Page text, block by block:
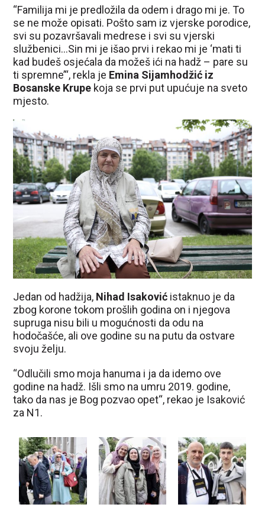
“Familija mi je predložila da odem i drago mi je. To
se ne može opisati. Pošto sam iz vjerske porodice,
svi su pozavršavali medrese i svi su vjerski
službenici…Sin mi je išao prvi i rekao mi je ‘mati ti
kad budeš osjećala da možeš ići na hadž – pare su
ti spremne’“, rekla je Emina Sijamhodžić iz
Bosanske Krupe koja se prvi put upućuje na sveto
mjesto.
Jedan od hadžija, Nihad Isaković istaknuo je da
zbog korone tokom prošlih godina on i njegova
supruga nisu bili u mogućnosti da odu na
hodočašće, ali ove godine su na putu da ostvare
svoju želju.
“Odlučili smo moja hanuma i ja da idemo ove
godine na hadž. Išli smo na umru 2019. godine,
tako da nas je Bog pozvao opet“, rekao je Isaković
za N1.